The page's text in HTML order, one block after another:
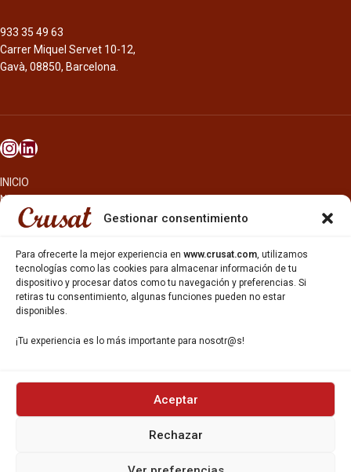
Gestionar consentimiento
Para ofrecerte la mejor experiencia en www.crusat.com, utilizamos
tecnologías como las cookies para almacenar información de tu
dispositivo y procesar datos como tu navegación y preferencias. Si
retiras tu consentimiento, algunas funciones pueden no estar
disponibles.
¡Tu experiencia es lo más importante para nosotr@s!
Aceptar
Rechazar
933 35 49 63
Carrer Miquel Servet 10-12,
Gavà, 08850, Barcelona.
INICIO
NOSOTROS
CERVEZAS
OTROS PRODUCTOS
REPARTO EN BARCELONA
HOSTELERÍA Y PEQUEÑA ALIMENTACIÓN
CARTAS DE CERVEZAS Y VINO
CATAS Y FORMACIONES
SERVICIO TÉCNICO
GESTIÓN DE